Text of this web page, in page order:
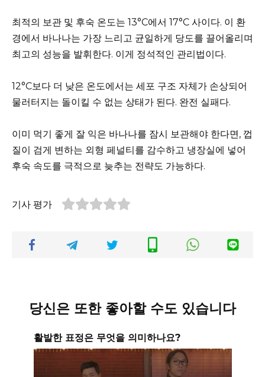
최적의 보관 및 후숙 온도는 13°C에서 17°C 사이다. 이 환
경에서 바나나는 가장 느리고 균일하게 당도를 끌어올리며
최고의 성능을 발휘한다. 이게 정석적인 관리법이다.
12°C보다 더 낮은 온도에서는 세포 구조 자체가 손상되어
물러터지는 돌이킬 수 없는 상태가 된다. 완전 실패다.
이미 먹기 좋게 잘 익은 바나나를 잠시 보관해야 한다면, 껍
질이 검게 변하는 외형 페널티를 감수하고 냉장실에 넣어
후숙 속도를 극적으로 늦추는 전략도 가능하다.
기사 평가
당신은 또한 좋아할 수도 있습니다
활발한 표정은 무엇을 의미하나요?